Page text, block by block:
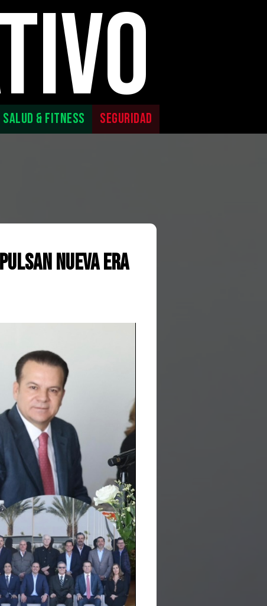
SALUD & FITNESS SEGURIDAD
nueva era